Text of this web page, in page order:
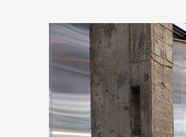
par année
vidéos